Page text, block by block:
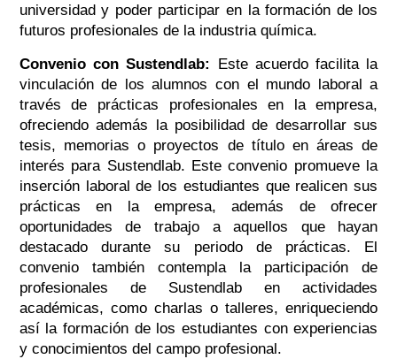
universidad y poder participar en la formación de los
futuros profesionales de la industria química.
Convenio con Sustendlab:
Este acuerdo facilita la
vinculación de los alumnos con el mundo laboral a
través de prácticas profesionales en la empresa,
ofreciendo además la posibilidad de desarrollar sus
tesis, memorias o proyectos de título en áreas de
interés para Sustendlab. Este convenio promueve la
inserción laboral de los estudiantes que realicen sus
prácticas en la empresa, además de ofrecer
oportunidades de trabajo a aquellos que hayan
destacado durante su periodo de prácticas. El
convenio también contempla la participación de
profesionales de Sustendlab en actividades
académicas, como charlas o talleres, enriqueciendo
así la formación de los estudiantes con experiencias
y conocimientos del campo profesional.